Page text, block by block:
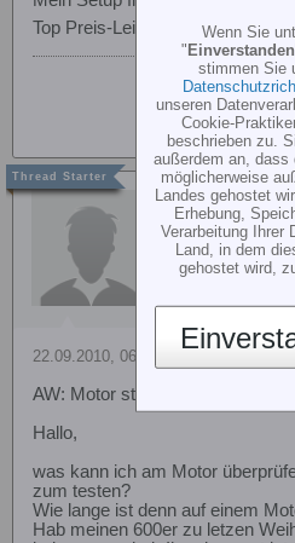
Top Preis-Leistung
ufofix
22.09.2010, 06:43
AW: Motor stottert beim starten
Hallo,
was kann ich am Motor
zum testen?
Wie lange ist denn auf einem
Hab meinen 600er zu letzen
Wenn Sie
" Einverstanden
stimmen Sie
unseren
Cookie-
beschrieben zu.
außerdem an, dass
möglicherweise
Landes gehostet
Erhebung,
Verarbeitung Ihrer
Land, in dem
gehostet wird,